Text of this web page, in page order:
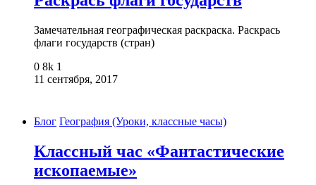
Замечательная географическая раскраска. Раскрась
флаги государств (стран)
0 8k 1
11 сентября, 2017
Блог География (Уроки, классные часы)
Классный час «Фантастические
ископаемые»